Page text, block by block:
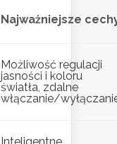
Najważniejsze
Możliwość regulacji
jasności i koloru
światła, zdalne
włączanie/